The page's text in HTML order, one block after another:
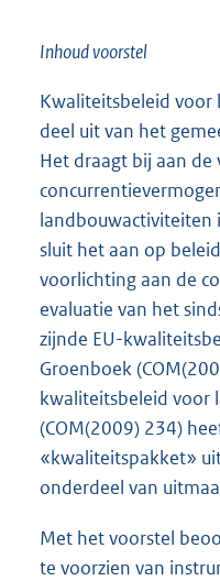
Inhoud voorstel
Kwaliteitsbeleid
deel uit van het
Het draagt bij aan
landbouwactiviteiten
sluit het aan op
voorlichting aan de
evaluatie van het
zijnde EU-
Groenboek
kwaliteitsbeleid voor
(COM(2009) 234)
«kwaliteitspakket»
onderdeel van
Met het voorstel
te voorzien van